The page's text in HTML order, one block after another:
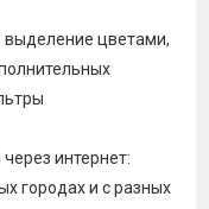
выделение цветами,
интернет:
городах и с разных